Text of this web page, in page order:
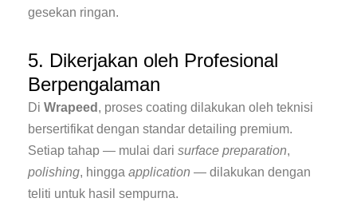
gesekan ringan.
5. Dikerjakan oleh Profesional
Berpengalaman
Di Wrapeed , proses coating dilakukan oleh teknisi
bersertifikat dengan standar detailing premium.
Setiap tahap — mulai dari surface preparation,
polishing, hingga application — dilakukan dengan
teliti untuk hasil sempurna.